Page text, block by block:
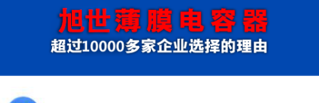
山西省阳泉市阳泉煤业集团